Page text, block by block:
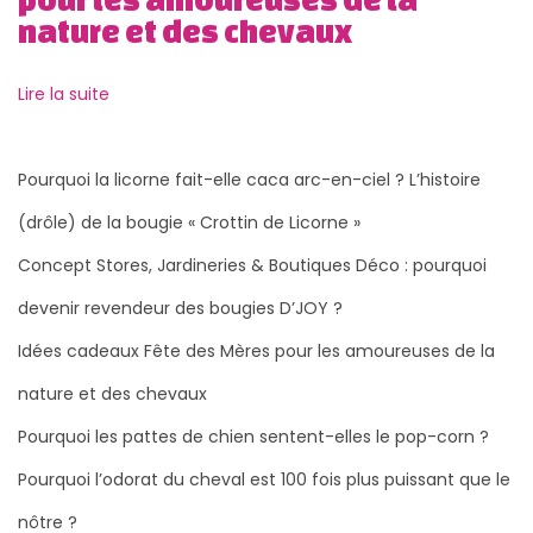
d
c
e
a
l
A
e
r
s
nature et des chevaux
Lire la suite
Pourquoi la licorne fait-elle caca arc-en-ciel ? L’histoire
(drôle) de la bougie « Crottin de Licorne »
Concept Stores, Jardineries & Boutiques Déco : pourquoi
devenir revendeur des bougies D’JOY ?
Idées cadeaux Fête des Mères pour les amoureuses de la
nature et des chevaux
Pourquoi les pattes de chien sentent-elles le pop-corn ?
Pourquoi l’odorat du cheval est 100 fois plus puissant que le
nôtre ?